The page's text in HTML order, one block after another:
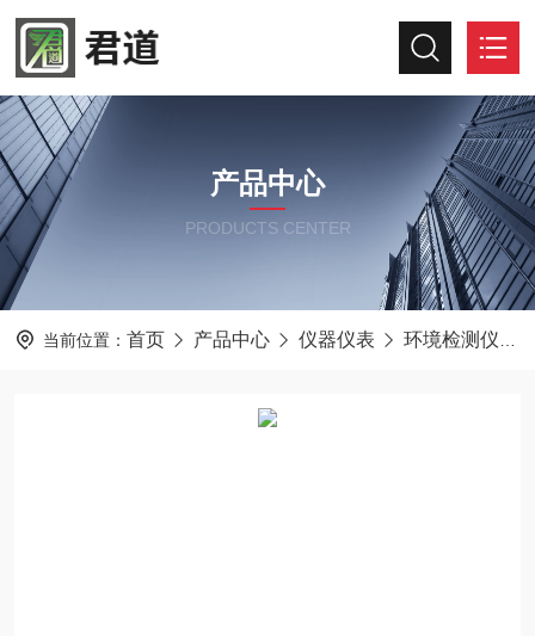
产品中心
PRODUCTS CENTER
当前位置： 首页 产品中心 仪器仪表 环境检测仪器